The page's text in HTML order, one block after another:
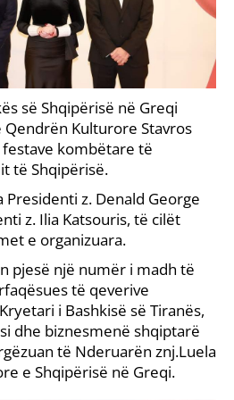
së Shqipërisë në Greqi
Kulturore Stavros
kombëtare të
të Shqipërisë.
z. Denald George
z. Ilia Katsouris, të cilët
e organizuara.
pjesë një numër i madh të
të qeverive
i Bashkisë së Tiranës,
dhe biznesmenë shqiptarë
të Nderuarën znj.Luela
e Shqipërisë në Greqi.